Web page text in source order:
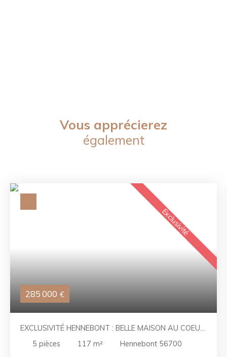
Vous apprécierez
également
285 000 €
Exclusivité
EXCLUSIVITÉ HENNEBONT : BELLE MAISON AU COEUR
D'UNE PARCELLE ARBORÉE
5 pièces 117 m² Hennebont 56700